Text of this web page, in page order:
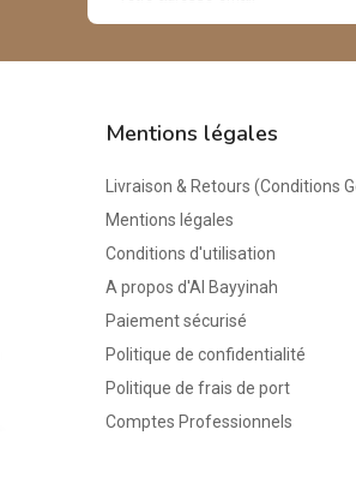
Mentions légales
Livraison & Retours (Conditions
Mentions légales
Conditions d'utilisation
A propos d'Al Bayyinah
Paiement sécurisé
Politique de confidentialité
Politique de frais de port
Comptes Professionnels